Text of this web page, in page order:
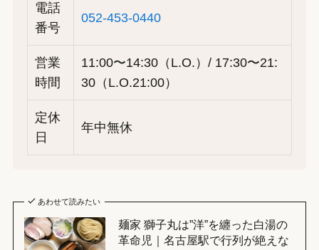
電話
番号
052-453-0440
営業
時間
11:00〜14:30（L.O.）/ 17:30〜21:
30（L.O.21:00）
定休
日
年中無休
あわせて読みたい
麺家 獅子丸は”洋”を纏った白湯の
革命児｜名古屋駅で行列が絶えな